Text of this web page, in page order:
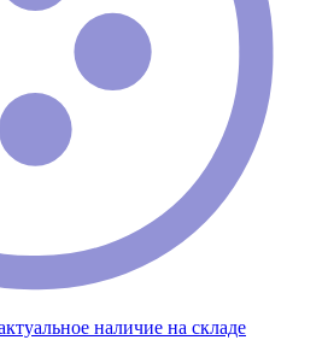
наличие на складе